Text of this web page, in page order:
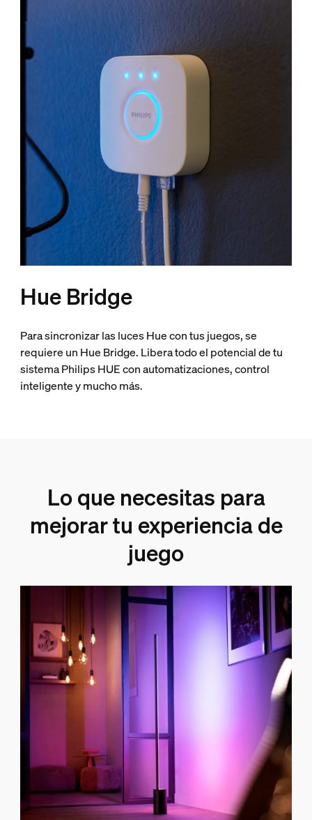
Hue Bridge
Para sincronizar las luces Hue con tus juegos, se
requiere un Hue Bridge. Libera todo el potencial de tu
sistema Philips HUE con automatizaciones, control
inteligente y mucho más.
Lo que necesitas para
mejorar tu experiencia de
juego